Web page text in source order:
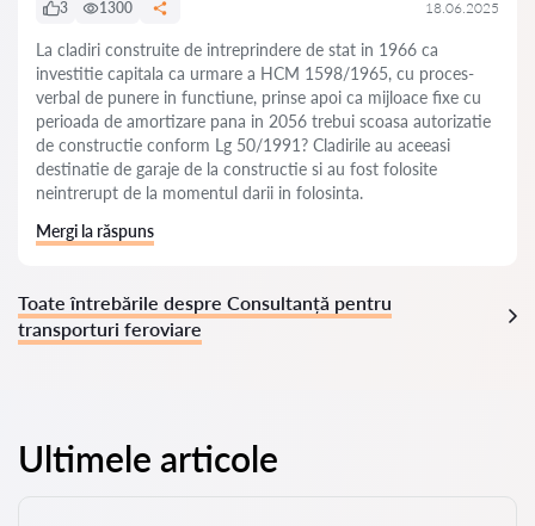
3 1300 18.06.2025
La cladiri construite de intreprindere de stat in 1966 ca
investitie capitala ca urmare a HCM 1598/1965, cu proces-
verbal de punere in functiune, prinse apoi ca mijloace fixe cu
perioada de amortizare pana in 2056 trebui scoasa autorizatie
de constructie conform Lg 50/1991? Cladirile au aceeasi
destinatie de garaje de la constructie si au fost folosite
neintrerupt de la momentul darii in folosinta.
Mergi la răspuns
Toate întrebările despre Consultanță pentru
transporturi feroviare
Ultimele articole